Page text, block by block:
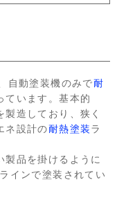
自動塗装機のみで耐
ています。基本的
造しており、狭く
ネ設計の耐熱塗装ラ
製品を掛けるように
インで塗装されてい